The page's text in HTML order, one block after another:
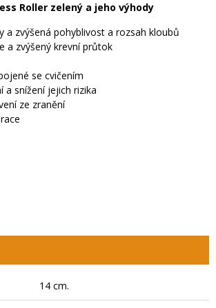
Roller zelený a jeho výhody
a zvýšená pohyblivost a rozsah kloubů
a zvýšený krevní průtok
se cvičením
a snížení jejich rizika
ze zranění
14 cm.